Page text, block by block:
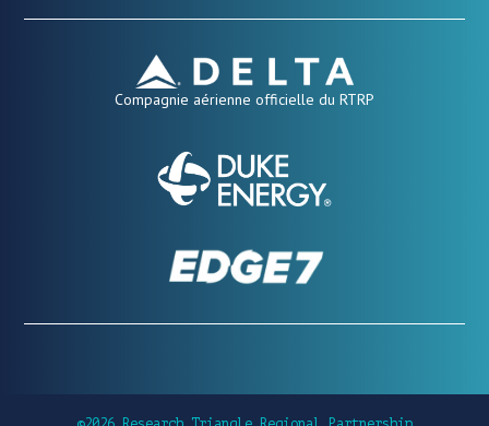
Compagnie aérienne officielle du RTRP